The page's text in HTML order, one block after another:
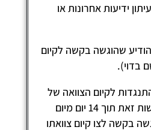
אחרונות או
בקשה לקיום
הצוואה של
חיים כהן ז"ל יכול לעשות זאת תוך 14 יום מיום
קיום צוואתו